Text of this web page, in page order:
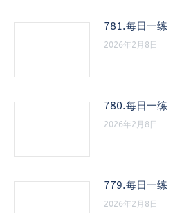
781.每日一练
2026年2月8日
780.每日一练
2026年2月8日
779.每日一练
2026年2月8日